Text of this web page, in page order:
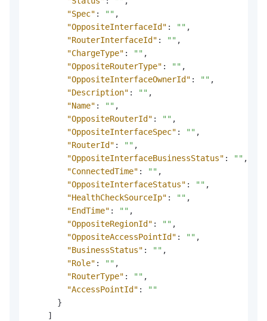
"Spec" : "" ,
"OppositeInterfaceId" : "" ,
"RouterInterfaceId" : "" ,
"ChargeType" : "" ,
"OppositeRouterType" : "" ,
"OppositeInterfaceOwnerId" : "" ,
"Description" : "" ,
"Name" : "" ,
"OppositeRouterId" : "" ,
"OppositeInterfaceSpec" : "" ,
"RouterId" : "" ,
"OppositeInterfaceBusinessStatus" : "" ,
"ConnectedTime" : "" ,
"OppositeInterfaceStatus" : "" ,
"HealthCheckSourceIp" : "" ,
"EndTime" : "" ,
"OppositeRegionId" : "" ,
"OppositeAccessPointId" : "" ,
"BusinessStatus" : "" ,
"Role" : "" ,
"RouterType" : "" ,
"AccessPointId" :
""
}
]